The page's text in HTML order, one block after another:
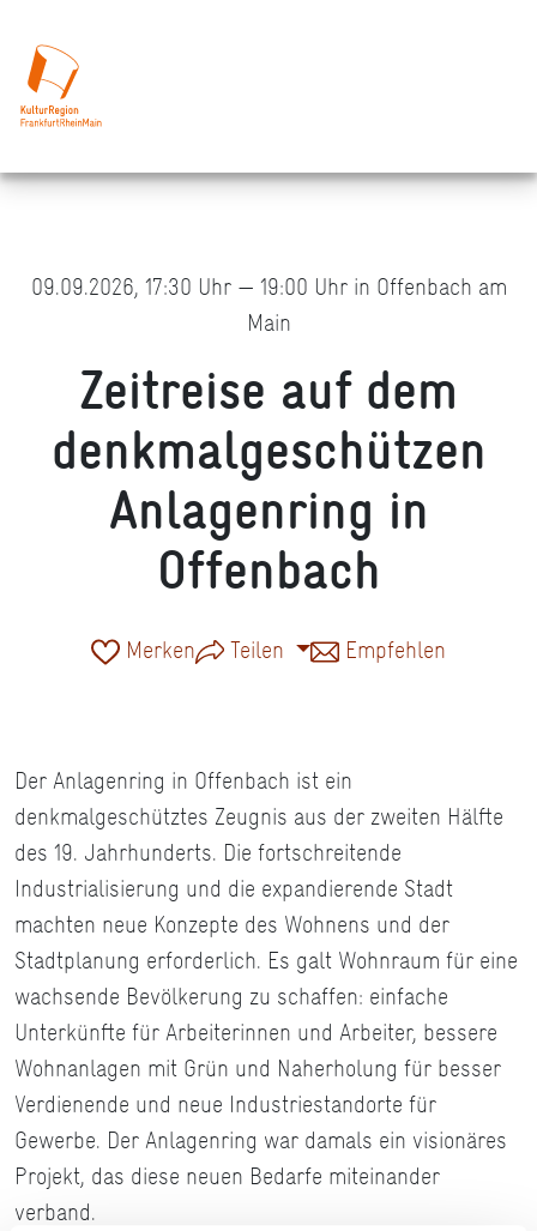
09.09.2026, 17:30 Uhr — 19:00 Uhr in Offenbach am
Main
Zeitreise auf dem
denkmalgeschützen
Anlagenring in
Offenbach
Merken Teilen Empfehlen
Der Anlagenring in Offenbach ist ein
denkmalgeschütztes Zeugnis aus der zweiten Hälfte
des 19. Jahrhunderts. Die fortschreitende
Industrialisierung und die expandierende Stadt
machten neue Konzepte des Wohnens und der
Stadtplanung erforderlich. Es galt Wohnraum für eine
wachsende Bevölkerung zu schaffen: einfache
Unterkünfte für Arbeiterinnen und Arbeiter, bessere
Wohnanlagen mit Grün und Naherholung für besser
Verdienende und neue Industriestandorte für
Gewerbe. Der Anlagenring war damals ein visionäres
Projekt, das diese neuen Bedarfe miteinander
verband.